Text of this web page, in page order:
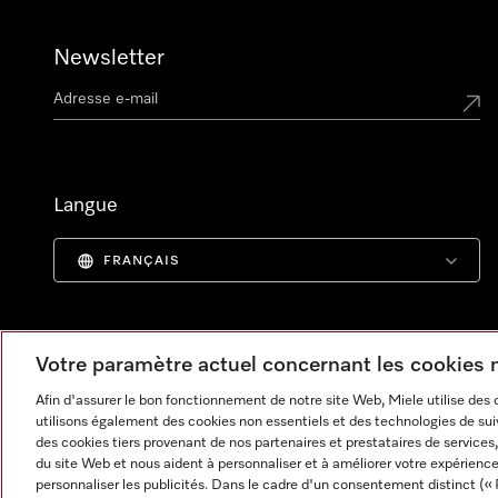
Newsletter
Langue
FRANÇAIS
Votre paramètre actuel concernant les
Afin d'assurer le bon fonctionnement de notre site Web, Miele utilise
utilisons également des cookies non essentiels et des technologies de
des cookies tiers provenant de nos partenaires et prestataires de
du site Web et nous aident à personnaliser et à améliorer votre
personnaliser les publicités. Dans le cadre d'un consentement distinct